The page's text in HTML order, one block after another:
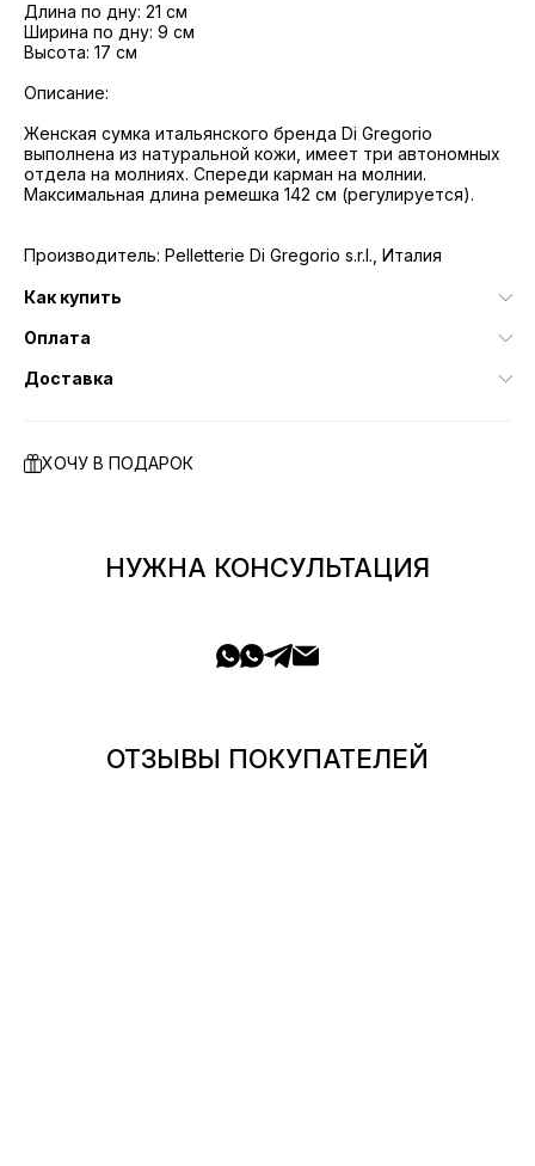
Длина по дну: 21 см
Ширина по дну: 9 см
Высота: 17 см
Описание:
Женская сумка итальянского бренда Di Gregorio
выполнена из натуральной кожи, имеет три автономных
отдела на молниях. Спереди карман на молнии.
Максимальная длина ремешка 142 см (регулируется).
Производитель: Pelletterie Di Gregorio s.r.l., Италия
Как купить
Оплата
Доставка
ХОЧУ В ПОДАРОК
НУЖНА КОНСУЛЬТАЦИЯ
ОТЗЫВЫ ПОКУПАТЕЛЕЙ